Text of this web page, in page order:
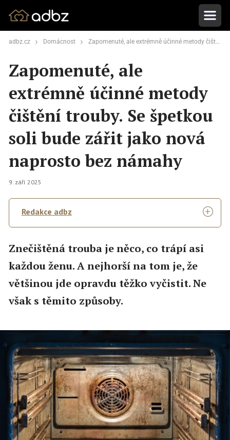
adbz.cz Domácnost Zapomenuté, ale extrémně účinné metody čištění trouby. Se špetkou soli bude zářit jako nová naprosto bez námahy
Zapomenuté, ale
extrémně účinné metody
čištění trouby. Se špetkou
soli bude zářit jako nová
naprosto bez námahy
9. září 2025
Redakce adbz
Znečištěná trouba je něco, co trápí asi
každou ženu. A nejhorší na tom je, že
většinou jde opravdu těžko vyčistit. Ne
však s těmito způsoby.